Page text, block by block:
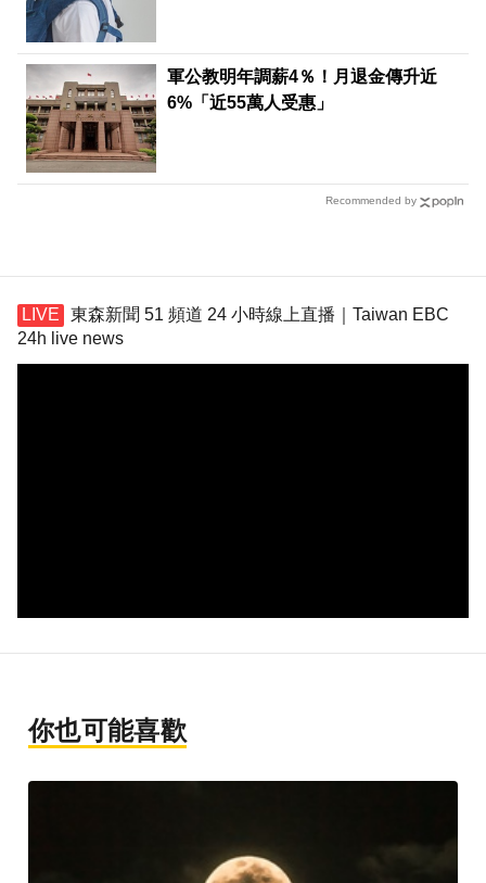
軍公教明年調薪4％！月退金傳升近
6%「近55萬人受惠」
Recommended by
東森新聞 51 頻道 24 小時線上直播｜Taiwan EBC
24h live news
你也可能喜歡